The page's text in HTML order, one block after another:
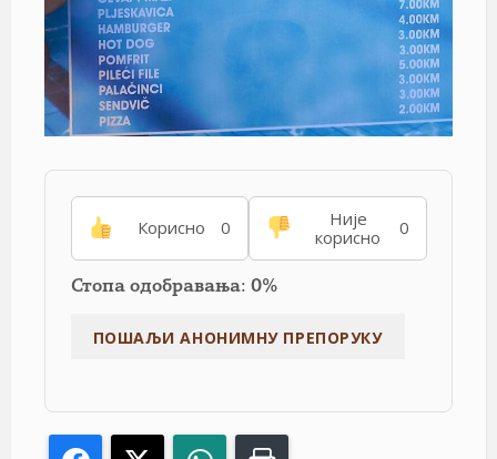
Корисно 0
Није
корисно
0
Стопа одобравања: 0%